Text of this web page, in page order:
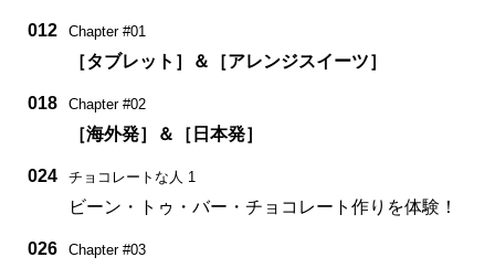
012 Chapter #01
［タブレット］＆［アレンジスイーツ］
018 Chapter #02
［海外発］＆［日本発］
024 チョコレートな人 1
ビーン・トゥ・バー・チョコレート作りを体験！
026 Chapter #03